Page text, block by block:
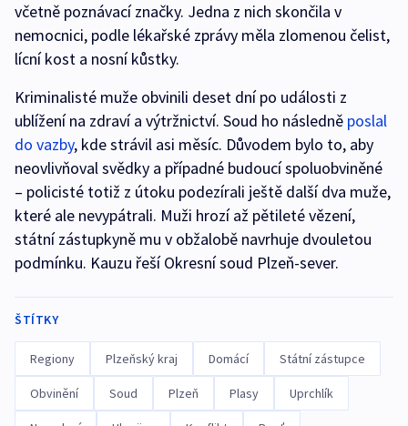
včetně poznávací značky. Jedna z nich skončila v
nemocnici, podle lékařské zprávy měla zlomenou čelist,
lícní kost a nosní kůstky.
Kriminalisté muže obvinili deset dní po události z
ublížení na zdraví a výtržnictví. Soud ho následně poslal
do vazby, kde strávil asi měsíc. Důvodem bylo to, aby
neovlivňoval svědky a případné budoucí spoluobviněné
– policisté totiž z útoku podezírali ještě další dva muže,
které ale nevypátrali. Muži hrozí až pětileté vězení,
státní zástupkyně mu v obžalobě navrhuje dvouletou
podmínku. Kauzu řeší Okresní soud Plzeň-sever.
ŠTÍTKY
Regiony Plzeňský kraj Domácí Státní zástupce
Obvinění Soud Plzeň Plasy Uprchlík